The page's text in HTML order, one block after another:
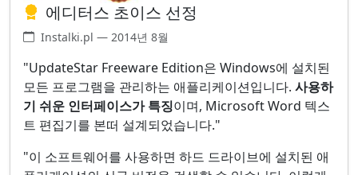
에디터스 초이스 선정
Instalki.pl — 2014년 8월
"UpdateStar Freeware Edition은 Windows에 설치된
모든 프로그램을 관리하는 애플리케이션입니다. 사용하
기 쉬운 인터페이스가 특징이며, Microsoft Word 텍스
트 편집기를 본떠 설계되었습니다."
"이 소프트웨어를 사용하면 하드 드라이브에 설치된 애